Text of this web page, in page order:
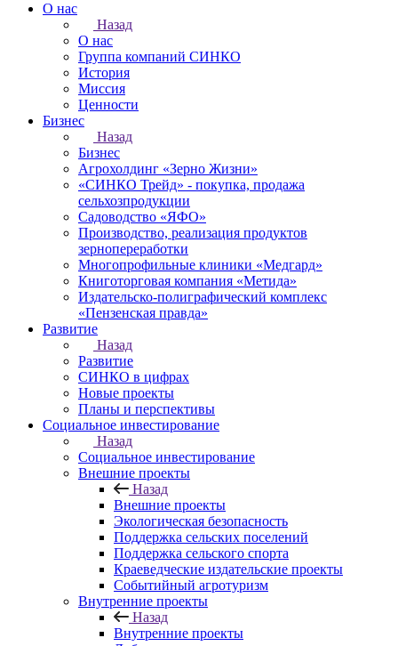
О нас
Назад
О нас
Группа компаний СИНКО
История
Миссия
Ценности
Бизнес
Назад
Бизнес
Агрохолдинг «Зерно Жизни»
«СИНКО Трейд» - покупка, продажа
сельхозпродукции
Садоводство «ЯФО»
Производство, реализация продуктов
зернопереработки
Многопрофильные клиники «Медгард»
Книготорговая компания «Метида»
Издательско-полиграфический комплекс
«Пензенская правда»
Развитие
Назад
Развитие
СИНКО в цифрах
Новые проекты
Планы и перспективы
Социальное инвестирование
Назад
Социальное инвестирование
Внешние проекты
Назад
Внешние проекты
Экологическая безопасность
Поддержка сельских поселений
Поддержка сельского спорта
Краеведческие издательские проекты
Событийный агротуризм
Внутренние проекты
Назад
Внутренние проекты